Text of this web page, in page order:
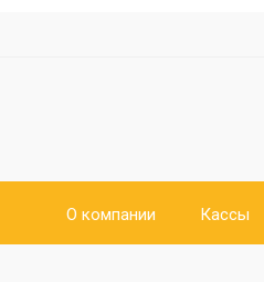
О компании Кассы